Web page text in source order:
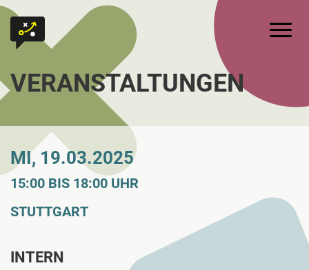
Zum Inhalt springen
Zur Startseite
VERANSTALTUNGEN
MI, 19.03.2025
15:00 BIS 18:00 UHR
STUTTGART
INTERN